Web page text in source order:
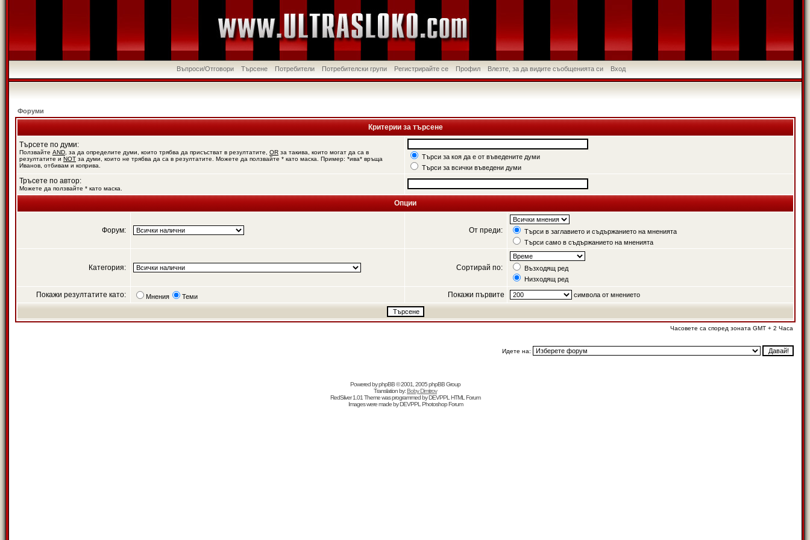
Въпроси/Отговори Търсене Потребители Потребителски групи Регистрирайте се Профил Влезте, за да видите съобщенията си Вход
Форуми
Критерии за търсене
Търсете по думи:
Ползвайте AND , за да определите думи, които трябва да присъстват в резултатите, OR за такива, които могат да са в
резултатите и NOT за думи, които не трябва да са в резултатите. Можете да ползвайте * като маска. Пример: *ива* връща
Иванов, отбивам и коприва.
Търси за коя да е от въведените думи
Търси за всички въведени думи
Тръсете по автор:
Можете да ползвайте * като маска.
Опции
Форум: От преди:
Търси в заглавието и съдържанието на мненията
Търси само в съдържанието на мненията
Категория: Сортирай по:
Възходящ ред
Низходящ ред
Покажи резултатите като: Мнения Теми Покажи първите символа от мнението
Часовете са според зоната GMT + 2 Часа
Идете на:
Powered byphpBB© 2001, 2005 phpBB Group
Translation by:Boby Dimitrov
RedSilver 1.01 Theme was programmed byDEVPPL HTML Forum
Images were made byDEVPPL Photoshop Forum